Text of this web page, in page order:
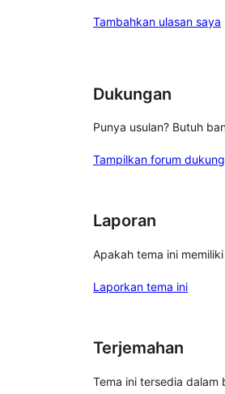
1-
Tambahkan ulasan saya
Dukungan
Punya usulan? Butuh
Tampilkan forum
Laporan
Apakah tema ini
Laporkan tema ini
Terjemahan
Tema ini tersedia dalam